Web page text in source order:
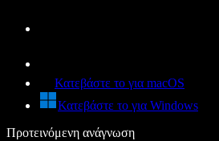
Κατεβάστε το για macOS
Κατεβάστε το για Windows
Προτεινόμενη ανάγνωση